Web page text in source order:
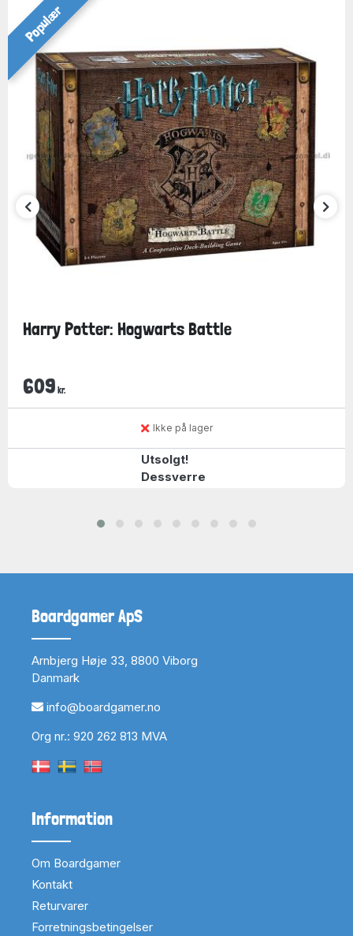
Populær
Harry Potter: Hogwarts Battle
609 kr.
Ikke på lager
Utsolgt!
Dessverre
Boardgamer ApS
Arnbjerg Høje 33, 8800 Viborg
Danmark
info@boardgamer.no
Org nr.: 920 262 813 MVA
Information
Om Boardgamer
Kontakt
Returvarer
Forretningsbetingelser